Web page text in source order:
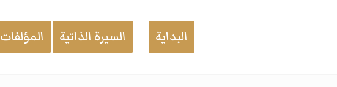
البداية السيرة الذاتية المؤلفات